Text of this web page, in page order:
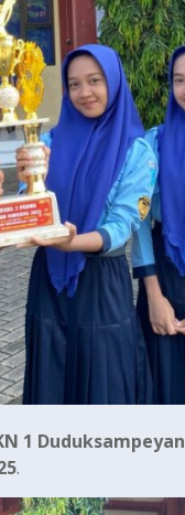
1 Duduksampeyan
.